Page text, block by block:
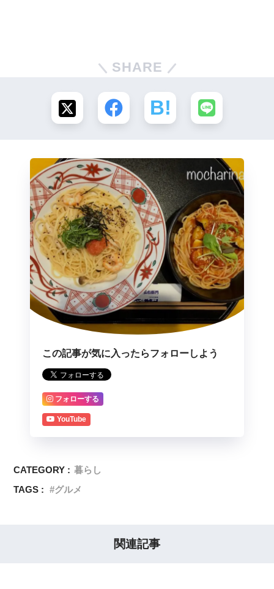
SHARE
この記事が気に入ったらフォローしよう
フォローする
YouTube
CATEGORY : 暮らし
TAGS :
グルメ
関連記事